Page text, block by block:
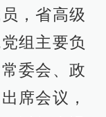
，省高级
组主要负
委会、政
席会议，